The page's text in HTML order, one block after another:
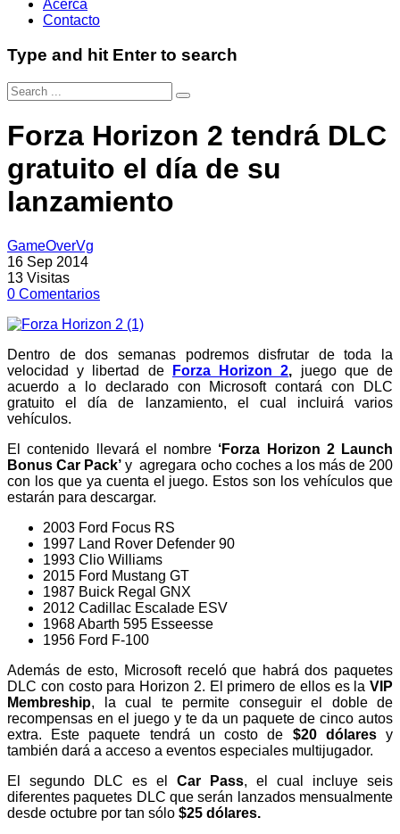
Acerca
Contacto
Type and hit Enter to search
Forza Horizon 2 tendrá DLC
gratuito el día de su
lanzamiento
GameOverVg
16 Sep 2014
13 Visitas
0 Comentarios
Dentro de dos semanas podremos disfrutar de toda la
velocidad y libertad de
Forza Horizon 2, juego que de
acuerdo a lo declarado con Microsoft contará con DLC
gratuito el día de lanzamiento, el cual incluirá varios
vehículos.
El contenido llevará el nombre ‘Forza Horizon 2 Launch
Bonus Car Pack’ y agregara ocho coches a los más de 200
con los que ya cuenta el juego. Estos son los vehículos que
estarán para descargar.
2003 Ford Focus RS
1997 Land Rover Defender 90
1993 Clio Williams
2015 Ford Mustang GT
1987 Buick Regal GNX
2012 Cadillac Escalade ESV
1968 Abarth 595 Esseesse
1956 Ford F-100
Además de esto, Microsoft receló que habrá dos paquetes
DLC con costo para Horizon 2. El primero de ellos es la VIP
Membreship, la cual te permite conseguir el doble de
recompensas en el juego y te da un paquete de cinco autos
extra. Este paquete tendrá un costo de $20 dólaresy
también dará a acceso a eventos especiales multijugador.
El segundo DLC es el Car Pass, el cual incluye seis
diferentes paquetes DLC que serán lanzados mensualmente
desde octubre por tan sólo $25 dólares.